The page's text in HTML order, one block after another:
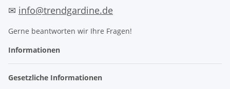
✉ info@trendgardine.de
Gerne beantworten wir Ihre Fragen!
Informationen
Gesetzliche Informationen